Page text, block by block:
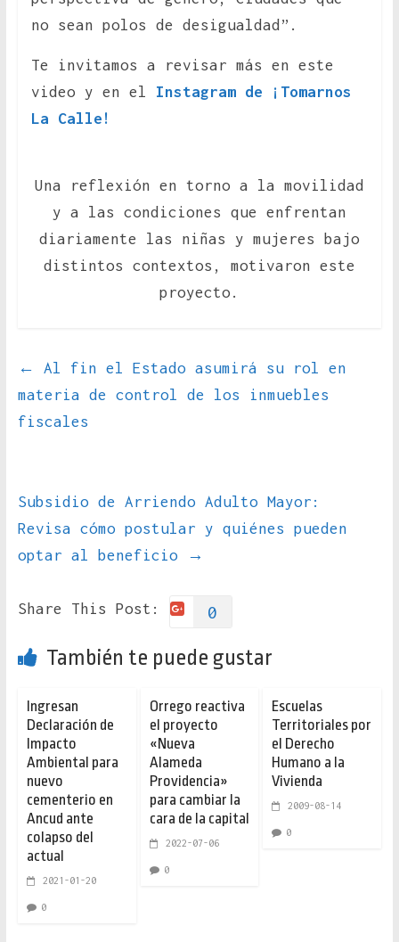
no sean polos de desigualdad”.
Te invitamos a revisar más en este
video y en el Instagram de ¡Tomarnos
La Calle!
Una reflexión en torno a la movilidad
y a las condiciones que enfrentan
diariamente las niñas y mujeres bajo
distintos contextos, motivaron este
proyecto.
←
Al fin el Estado asumirá su rol en
materia de control de los inmuebles
fiscales
Subsidio de Arriendo Adulto Mayor:
Revisa cómo postular y quiénes pueden
optar al beneficio
→
Share This Post: 0
También te puede gustar
Ingresan
Declaración de
Impacto
Ambiental para
nuevo
cementerio en
Ancud ante
colapso del
actual
2021-01-20
0
Orrego reactiva
el proyecto
«Nueva
Alameda
Providencia»
para cambiar la
cara de la capital
2022-07-06
0
Escuelas
Territoriales por
el Derecho
Humano a la
Vivienda
2009-08-14
0